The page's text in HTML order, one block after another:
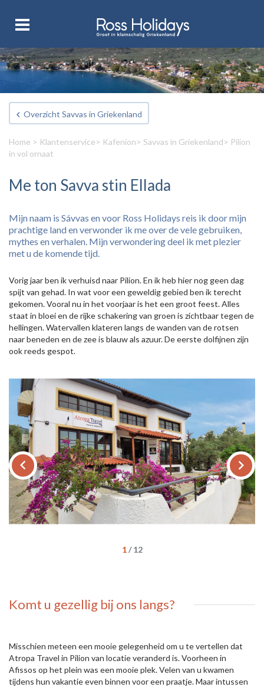
Overzicht Savvas in Griekenland
Home > Klantenservice> Kafenion> Savvas in Griekenland> Pilion
in vol ornaat
Me ton Savva stin Ellada
Mijn naam is Sávvas en voor Ross Holidays reis ik door mijn
prachtige land en verwonder ik me over de vele gebruiken,
mythes en verhalen. Mijn verwondering deel ik met plezier
met u de komende tijd.
Vorig jaar ben ik verhuisd naar Pilion. En ik heb hier nog geen dag
spijt van gehad. In wat voor een geweldig gebied ben ik terecht
gekomen. Vooral nu in het voorjaar is het een groot feest. Alles
staat in bloei en de rijke schakering van groen is zichtbaar tegen de
hellingen. Watervallen klateren langs de wanden van de rotsen
naar beneden en de zee is blauw als azuur. De eerste dolfijnen zijn
ook reeds gespot.
keyboard_arrow_left keyboard_arrow_right
1/12
Komt u gezellig bij ons langs?
Misschien meteen een mooie gelegenheid om u te vertellen dat
Atropa Travel in Pilion van locatie veranderd is. Voorheen in
Afissos op het plein was een mooie plek. Velen van u kwamen
tijdens hun vakantie even binnen voor een praatje. Maar intussen